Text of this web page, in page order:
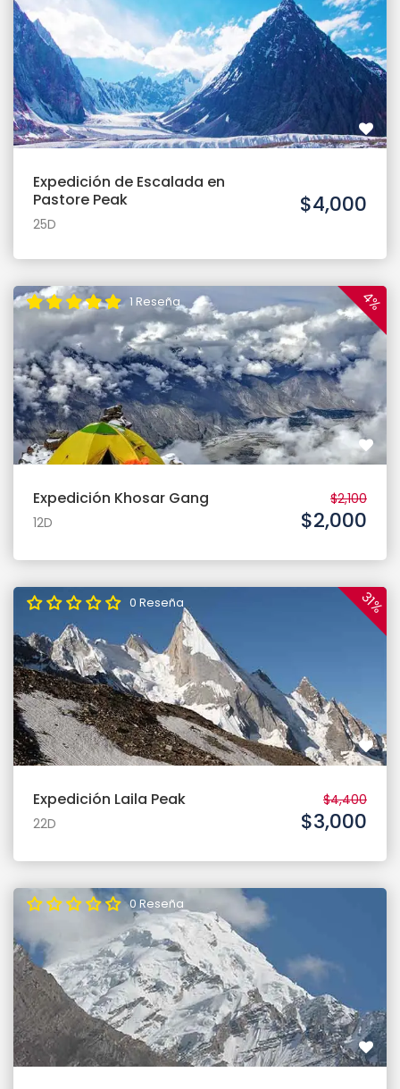
Expedición de Escalada en
Pastore Peak
25D
$4,000
4%
Expedición Khosar Gang
12D
$2,100
$2,000
1 Reseña
31%
Expedición Laila Peak
22D
$4,400
$3,000
0 Reseña
0 Reseña